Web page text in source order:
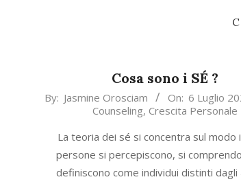
Cosa sono i SÉ ?
2023-
By: Jasmine Orosciam On: 6 Luglio
Counseling, Crescita Personale
La teoria dei sé si concentra sul modo
persone si percepiscono, si
definiscono come individui distinti dagli